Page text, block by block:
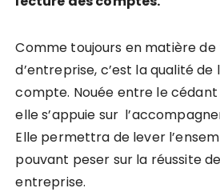
Comme toujours en matière de
d’entreprise, c’est la qualité de
compte. Nouée entre le
elle s’appuie sur
Elle permettra de lever
pouvant peser sur la réussite
entreprise.